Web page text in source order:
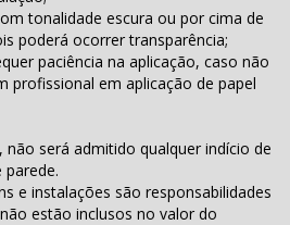
tonalidade escura ou por cima de
poderá ocorrer transparência;
paciência na aplicação, caso não
profissional em aplicação de papel
não será admitido qualquer indício de
parede.
e instalações são responsabilidades
estão inclusos no valor do